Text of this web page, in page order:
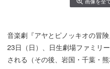
音楽劇『アヤとピノッキオの冒
23日（日）、日生劇場ファミリ
される（その後、岩国・千葉・熊